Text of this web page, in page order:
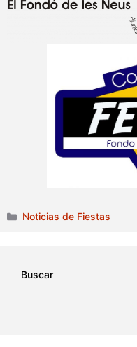
Categorías
Noticias de Fiestas
Buscar